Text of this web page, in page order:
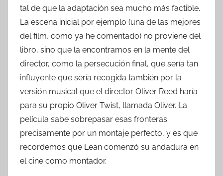
tal de que la adaptación sea mucho más factible.
La escena inicial por ejemplo (una de las mejores
del film, como ya he comentado) no proviene del
libro, sino que la encontramos en la mente del
director, como la persecución final, que sería tan
influyente que sería recogida también por la
versión musical que el director Oliver Reed haría
para su propio Oliver Twist, llamada Oliver. La
película sabe sobrepasar esas fronteras
precisamente por un montaje perfecto, y es que
recordemos que Lean comenzó su andadura en
el cine como montador.